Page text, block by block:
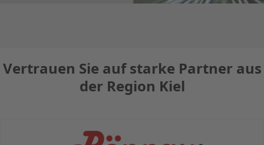
Vertrauen Sie auf starke Partner aus
der Region Kiel